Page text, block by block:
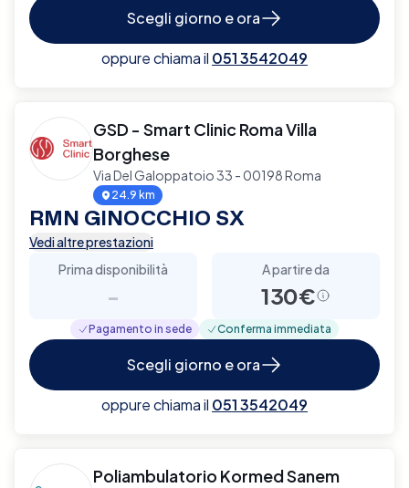
Scegli giorno e ora
oppure chiama il 051 3542049
GSD - Smart Clinic Roma Villa
Borghese
Via Del Galoppatoio 33 - 00198 Roma
24.9 km
RMN GINOCCHIO SX
Vedi altre prestazioni
Prima disponibilità
-
A partire da
130€
Pagamento in sede Conferma immediata
Scegli giorno e ora
oppure chiama il 051 3542049
Poliambulatorio Kormed Sanem